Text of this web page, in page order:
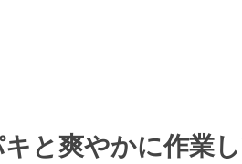
と爽やかに作業